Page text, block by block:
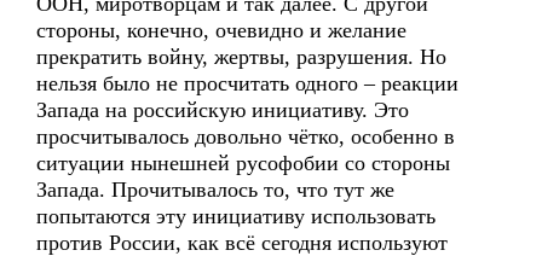
стороны, конечно, очевидно и желание
прекратить войну, жертвы, разрушения. Но
нельзя было не просчитать одного – реакции
Запада на российскую инициативу. Это
просчитывалось довольно чётко, особенно в
ситуации нынешней русофобии со стороны
Запада. Прочитывалось то, что тут же
попытаются эту инициативу использовать
против России, как всё сегодня используют